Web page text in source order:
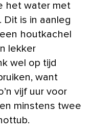
het water met
is in aanleg
houtkachel
lekker
wel op tijd
want
vijf uur voor
minstens twee